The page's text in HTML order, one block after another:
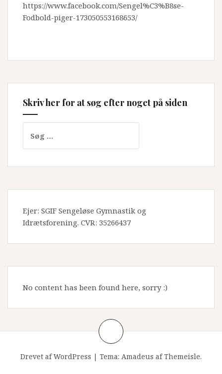
https://www.facebook.com/Sengel%C3%B8se-
Fodbold-piger-173050553168653/
Skriv her for at søg efter noget på siden
efter:
Ejer: SGIF Sengeløse Gymnastik og
Idrætsforening. CVR: 35266437
No content has been found here, sorry :)
Drevet af WordPress | Tema: Amadeus af Themeisle.